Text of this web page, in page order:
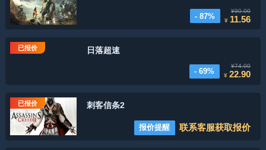
- 87%
¥90.00
¥ 11.56
已报价 日落超速
- 69%
¥74.00
¥22.90
已报价 刺客信条2
报价提醒 联系客服获取报价